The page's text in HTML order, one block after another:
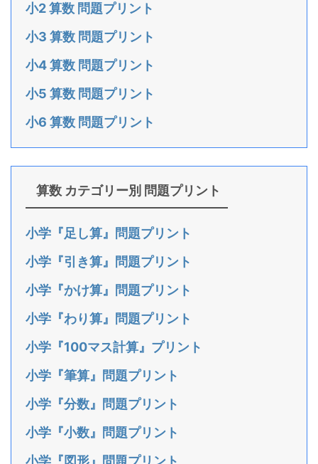
小2 算数 問題プリント
小3 算数 問題プリント
小4 算数 問題プリント
小5 算数 問題プリント
小6 算数 問題プリント
算数 カテゴリー別 問題プリント
小学『足し算』問題プリント
小学『引き算』問題プリント
小学『かけ算』問題プリント
小学『わり算』問題プリント
小学『100マス計算』プリント
小学『筆算』問題プリント
小学『分数』問題プリント
小学『小数』問題プリント